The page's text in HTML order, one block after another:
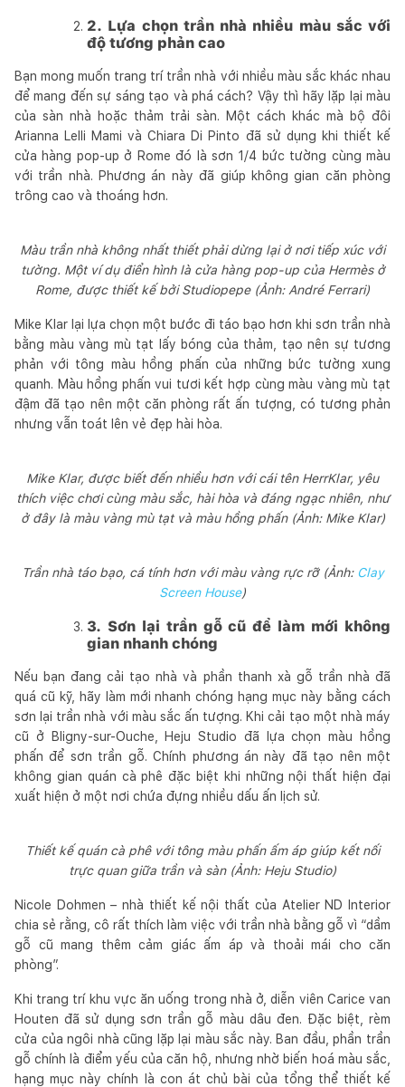
2. Lựa chọn trần nhà nhiều màu sắc với
độ tương phản cao
Bạn mong muốn trang trí trần nhà với nhiều màu sắc khác nhau
để mang đến sự sáng tạo và phá cách? Vậy thì hãy lặp lại màu
của sàn nhà hoặc thảm trải sàn. Một cách khác mà bộ đôi
Arianna Lelli Mami và Chiara Di Pinto đã sử dụng khi thiết kế
cửa hàng pop-up ở Rome đó là sơn 1/4 bức tường cùng màu
với trần nhà. Phương án này đã giúp không gian căn phòng
trông cao và thoáng hơn.
Màu trần nhà không nhất thiết phải dừng lại ở nơi tiếp xúc với
tường. Một ví dụ điển hình là cửa hàng pop-up của Hermès ở
Rome, được thiết kế bởi Studiopepe (Ảnh: André Ferrari)
Mike Klar lại lựa chọn một bước đi táo bạo hơn khi sơn trần nhà
bằng màu vàng mù tạt lấy bóng của thảm, tạo nên sự tương
phản với tông màu hồng phấn của những bức tường xung
quanh. Màu hồng phấn vui tươi kết hợp cùng màu vàng mù tạt
đậm đã tạo nên một căn phòng rất ấn tượng, có tương phản
nhưng vẫn toát lên vẻ đẹp hài hòa.
Mike Klar, được biết đến nhiều hơn với cái tên HerrKlar, yêu
thích việc chơi cùng màu sắc, hài hòa và đáng ngạc nhiên, như
ở đây là màu vàng mù tạt và màu hồng phấn (Ảnh: Mike Klar)
Trần nhà táo bạo, cá tính hơn với màu vàng rực rỡ (Ảnh: Clay
Screen House)
3. Sơn lại trần gỗ cũ để làm mới không
gian nhanh chóng
Nếu bạn đang cải tạo nhà và phần thanh xà gỗ trần nhà đã
quá cũ kỹ, hãy làm mới nhanh chóng hạng mục này bằng cách
sơn lại trần nhà với màu sắc ấn tượng. Khi cải tạo một nhà máy
cũ ở Bligny-sur-Ouche, Heju Studio đã lựa chọn màu hồng
phấn để sơn trần gỗ. Chính phương án này đã tạo nên một
không gian quán cà phê đặc biệt khi những nội thất hiện đại
xuất hiện ở một nơi chứa đựng nhiều dấu ấn lịch sử.
Thiết kế quán cà phê với tông màu phấn ấm áp giúp kết nối
trực quan giữa trần và sàn (Ảnh: Heju Studio)
Nicole Dohmen – nhà thiết kế nội thất của Atelier ND Interior
chia sẻ rằng, cô rất thích làm việc với trần nhà bằng gỗ vì “dầm
gỗ cũ mang thêm cảm giác ấm áp và thoải mái cho căn
phòng”.
Khi trang trí khu vực ăn uống trong nhà ở, diễn viên Carice van
Houten đã sử dụng sơn trần gỗ màu dâu đen. Đặc biệt, rèm
cửa của ngôi nhà cũng lặp lại màu sắc này. Ban đầu, phần trần
gỗ chính là điểm yếu của căn hộ, nhưng nhờ biến hoá màu sắc,
hạng mục này chính là con át chủ bài của tổng thể thiết kế